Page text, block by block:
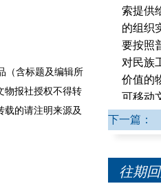
含标题及编辑所
物报社授权不得转
载的请注明来源及
索提供
的组织
要按照
对民族
价值的
可移动
各
对存在
行政部
下一篇：
往期